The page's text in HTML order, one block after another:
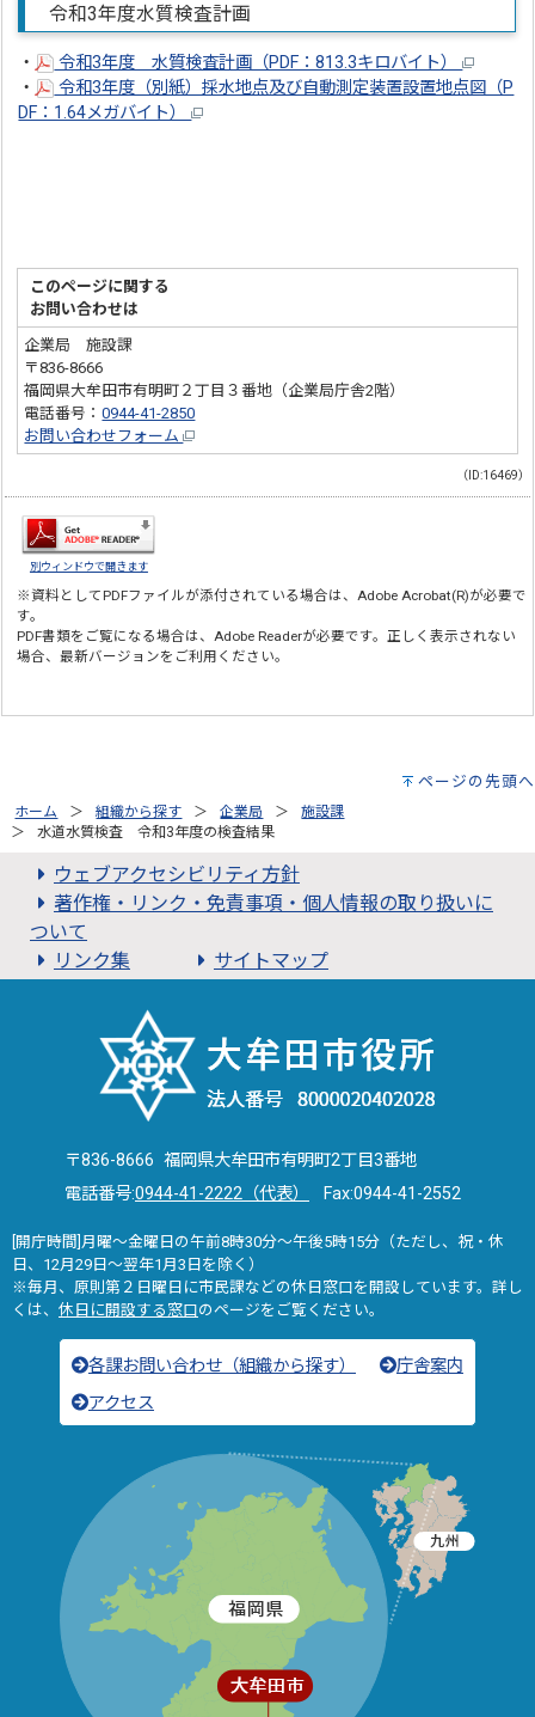
令和3年度水質検査計画
・
令和3年度 水質検査計画（PDF：813.3キロバイト）
・
令和3年度（別紙）採水地点及び自動測定装置設置地点図（P
DF：1.64メガバイト）
このページに関する
お問い合わせは
企業局 施設課
〒836-8666
福岡県大牟田市有明町２丁目３番地（企業局庁舎2階）
電話番号：0944-41-2850
お問い合わせフォーム
（ID:16469）
別ウィンドウで開きます
※資料としてPDFファイルが添付されている場合は、Adobe Acrobat(R)が必要で
す。
PDF書類をご覧になる場合は、Adobe Readerが必要です。正しく表示されない
場合、最新バージョンをご利用ください。
ページの先頭へ
ホーム 組織から探す 企業局
施設課
水道水質検査 令和3年度の検査結果
ウェブアクセシビリティ方針
著作権・リンク・免責事項・個人情報の取り扱いに
ついて
リンク集
サイトマップ
〒836-8666 福岡県大牟田市有明町2丁目3番地
電話番号:0944-41-2222（代表） Fax:0944-41-2552
[開庁時間]月曜～金曜日の午前8時30分～午後5時15分（ただし、祝・休
日、12月29日～翌年1月3日を除く）
※毎月、原則第２日曜日に市民課などの休日窓口を開設しています。詳し
くは、 休日に開設する窓口のページをご覧ください。
各課お問い合わせ（組織から探す）
庁舎案内
アクセス